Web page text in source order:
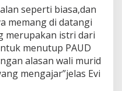
seperti biasa,dan
memang di datangi
merupakan istri dari
menutup PAUD
alasan wali murid
mengajar”jelas Evi